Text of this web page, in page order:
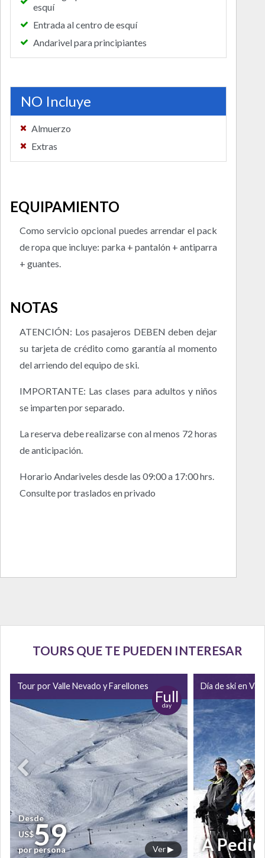
esquí
Entrada al centro de esquí
Andarivel para principiantes
NO Incluye
Almuerzo
Extras
EQUIPAMIENTO
Como servicio opcional puedes arrendar el pack
de ropa que incluye: parka + pantalón + antiparra
+ guantes.
NOTAS
ATENCIÓN: Los pasajeros DEBEN deben dejar
su tarjeta de crédito como garantía al momento
del arriendo del equipo de ski.
IMPORTANTE: Las clases para adultos y niños
se imparten por separado.
La reserva debe realizarse con al menos 72 horas
de anticipación.
Horario Andariveles desde las 09:00 a 17:00 hrs.
Consulte por traslados en privado
TOURS QUE TE PUEDEN INTERESAR
Tour por Valle Nevado y Farellones
Full
day
Ver ▶
Desde
US$59
por persona
Día de ski en
A